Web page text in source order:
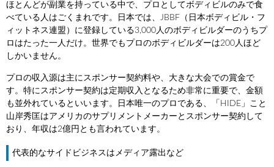
ほとんどが副業を持っている中で、プロとしてボディビルのみで食
べている人はごくまれです。日本では、JBBF（日本ボディビル・フ
ィットネス連盟）に登録している3,000人のボディビルダーのうちプ
ロはたった一人だけ。世界でもプロのボディビルダーは200人ほど
しかいません。
プロの収入源は主にスポンサー契約料や、大きな大会での賞金で
す。特にスポンサー契約は定期収入となるため非常に重要で、金額
も並外れているといいます。日本唯一のプロである、「HIDE」こと
山岸秀匡はアメリカのサプリメントメーカーとスポンサー契約して
おり、年収は2億円とも言われています。
代表的なサイドビジネスはメディア露出など